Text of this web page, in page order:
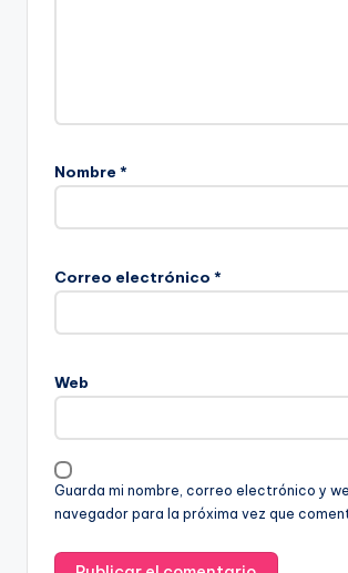
Nombre *
Correo electrónico *
Web
Guarda mi nombre, correo electrónico y
navegador para la próxima vez que